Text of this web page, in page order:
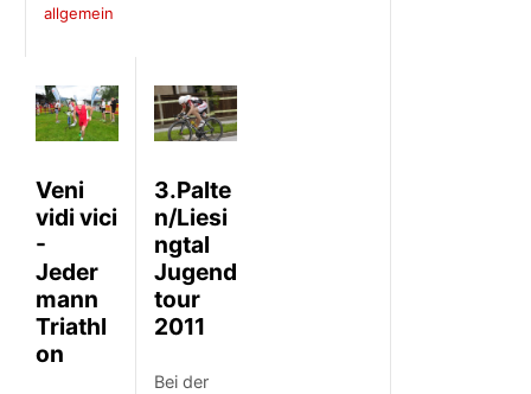
allgemein
Veni
vidi vici
-
Jeder
mann
Triathl
on
3.Palte
n/Liesi
ngtal
Jugend
tour
2011
Bei der